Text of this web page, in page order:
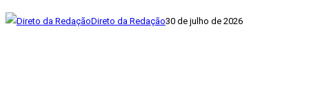
Direto da Redação30 de julho de 2026